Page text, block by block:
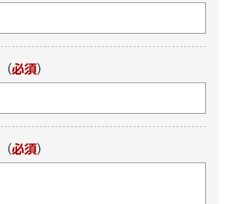
（必須）
（必須）